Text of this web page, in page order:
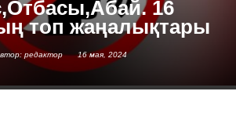
16
топ жаңалықтары
редактор 16 мая, 2024